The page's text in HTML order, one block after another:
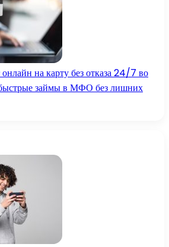
на карту без отказа 24/7 во
займы в МФО без лишних